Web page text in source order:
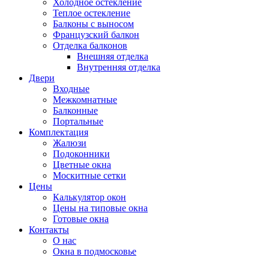
Холодное остекление
Теплое остекление
Балконы с выносом
Французский балкон
Отделка балконов
Внешняя отделка
Внутренняя отделка
Двери
Входные
Межкомнатные
Балконные
Портальные
Комплектация
Жалюзи
Подоконники
Цветные окна
Москитные сетки
Цены
Калькулятор окон
Цены на типовые окна
Готовые окна
Контакты
О нас
Окна в подмосковье